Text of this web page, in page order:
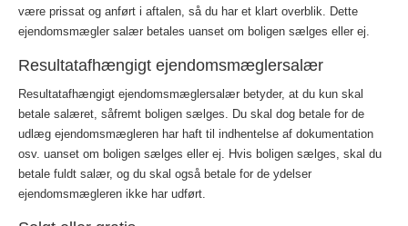
være prissat og anført i aftalen, så du har et klart overblik. Dette
ejendomsmægler salær betales uanset om boligen sælges eller ej.
Resultatafhængigt ejendomsmæglersalær
Resultatafhængigt ejendomsmæglersalær betyder, at du kun skal
betale salæret, såfremt boligen sælges. Du skal dog betale for de
udlæg ejendomsmægleren har haft til indhentelse af dokumentation
osv. uanset om boligen sælges eller ej. Hvis boligen sælges, skal du
betale fuldt salær, og du skal også betale for de ydelser
ejendomsmægleren ikke har udført.